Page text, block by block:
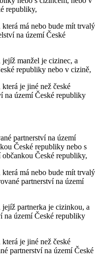
republiky,
má nebo bude mít trvalý
na území České
manžel je cizinec, a
republiky nebo v cizině,
je jiné než české
na území České republiky
partnerství na území
České republiky nebo s
České republiky,
má nebo bude mít trvalý
partnerství na území
partnerka je cizinkou, a
na území České republiky
je jiné než české
partnerství na území České